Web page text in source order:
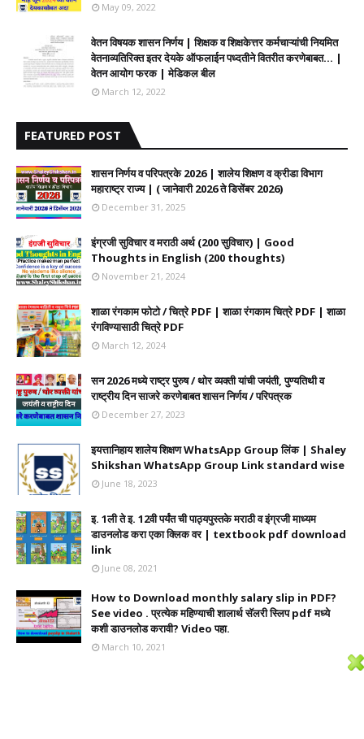
May 09, 2022
वेतन विषयक शासन निर्णय | शिक्षक व शिक्षकेत्तर कर्मचाऱ्यांची नियमित
वेतनाव्यतिरिक्त इतर देयके ऑफलाईन पध्दतीने वितरीत करणेबाबत... |
वेतन आयोग फरक | मेडिकल बील
March 12, 2022
FEATURED POST
शासन निर्णय व परिपत्रके 2026 | शालेय शिक्षण व क्रीडा विभाग
महाराष्ट्र राज्य | ( जानेवारी 2026 ते डिसेंबर 2026)
December 31, 2025
इंग्रजी सुविचार व मराठी अर्थ (200 सुविचार) | Good
Thoughts in English (200 thoughts)
November 21, 2024
शाळा रंगकाम फोटो / चित्रे PDF | शाळा रंगकाम चित्रे PDF | शाळा
रंगविण्यासाठी चित्रे PDF
March 12, 2024
सन 2026 मध्ये राष्ट्र पुरुष / थोर व्यक्ती यांची जयंती, पुण्यतिथी व
राष्ट्रीय दिन साजरे करणेबाबत शासन निर्णय / परिपत्रक
December 27, 2023
इयत्तानिहाय शालेय शिक्षण WhatsApp Group लिंक | Shaley
Shikshan WhatsApp Group Link standard wise
June 18, 2023
इ. 1ली ते इ. 12वी पर्यंत ची पाठ्यपुस्तके मराठी व इंग्रजी माध्यम
डाउनलोड करा एका क्लिक वर | textbook pdf download
link
June 08, 2021
How to Download monthly salary slip in PDF?
See video . प्रत्येक महिण्याची शालार्थ सॅलरी स्लिप pdf मध्ये
कशी डाउनलोड करावी? Video पहा.
March 10, 2021